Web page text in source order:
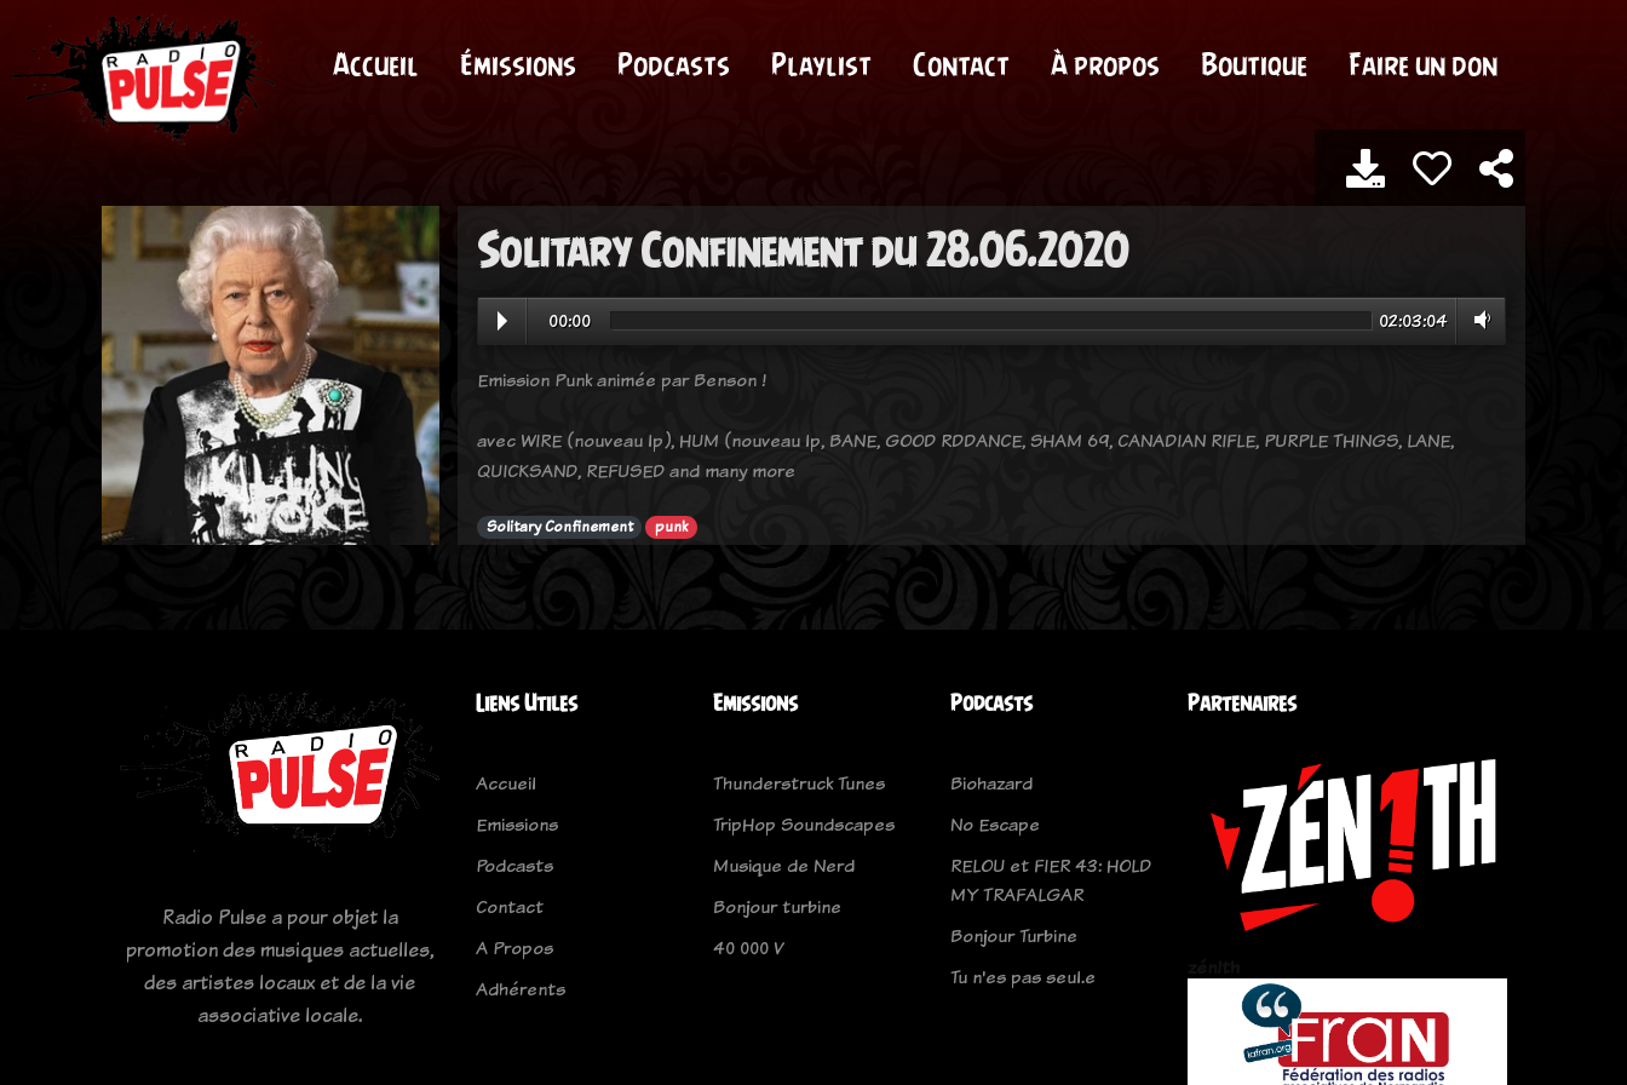
Accueil Émissions Podcasts Playlist Contact À propos Boutique Faire un don
Solitary Confinement du 28.06.2020
00:00 02:03:04
Emission Punk animée par Benson !
avec WIRE (nouveau lp), HUM (nouveau lp, BANE, GOOD RDDANCE, SHAM 69, CANADIAN RIFLE, PURPLE THINGS, LANE,
QUICKSAND, REFUSED and many more
Solitary Confinement punk
Radio Pulse a pour objet la
promotion des musiques actuelles,
des artistes locaux et de la vie
associative locale.
Liens Utiles
Accueil
Emissions
Podcasts
Contact
A Propos
Adhérents
Emissions
Thunderstruck Tunes
TripHop Soundscapes
Musique de Nerd
Bonjour turbine
40 000 V
Podcasts
Biohazard
No Escape
RELOU et FIER 43: HOLD
MY TRAFALGAR
Bonjour Turbine
Tu n'es pas seul.e
Partenaires